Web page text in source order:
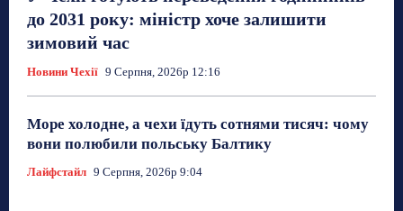
до 2031 року: міністр хоче залишити
зимовий час
Новини Чехії 9 Серпня, 2026р 12:16
Море холодне, а чехи їдуть сотнями тисяч: чому
вони полюбили польську Балтику
Лайфстайл 9 Серпня, 2026р 9:04